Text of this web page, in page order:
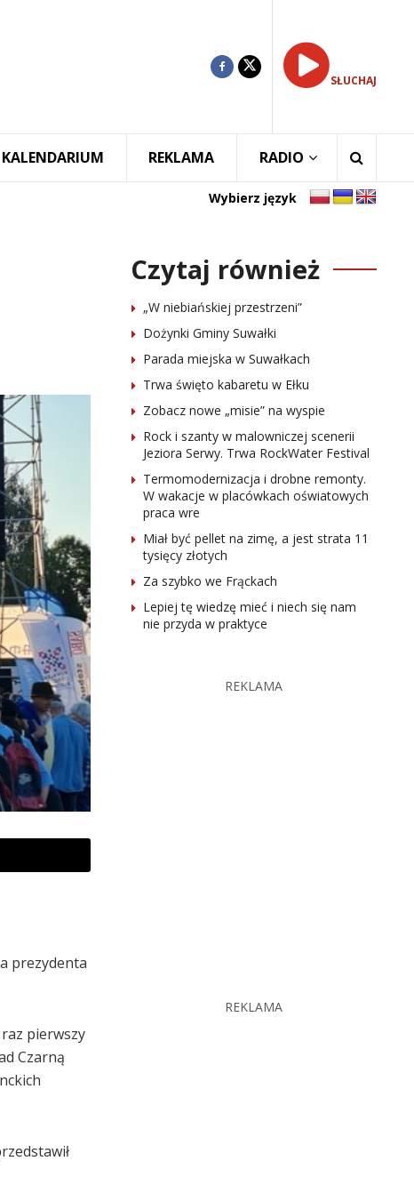
SŁUCHAJ
KALENDARIUM REKLAMA RADIO
Wybierz język
prezydenta
pierwszy
Czarną
Czytaj również
„W niebiańskiej przestrzeni”
Dożynki Gminy Suwałki
Parada miejska w Suwałkach
Trwa święto kabaretu w Ełku
Zobacz nowe „misie” na wyspie
Rock i szanty w malowniczej scenerii
Jeziora Serwy. Trwa RockWater Festival
Termomodernizacja i drobne remonty.
W wakacje w placówkach oświatowych
praca wre
Miał być pellet na zimę, a jest strata 11
tysięcy złotych
Za szybko we Frąckach
Lepiej tę wiedzę mieć i niech się nam
nie przyda w praktyce
REKLAMA
REKLAMA